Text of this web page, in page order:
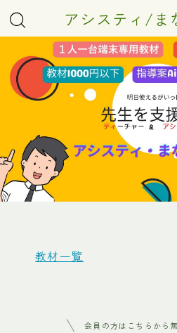
アシスティ/ま
教材一覧
会員の方はこちらから